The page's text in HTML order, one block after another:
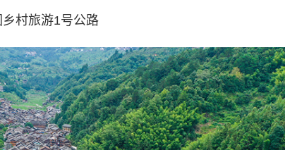
乡村旅游1号公路